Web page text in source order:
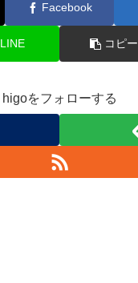
Facebook
LINE コピー
higoをフォローする